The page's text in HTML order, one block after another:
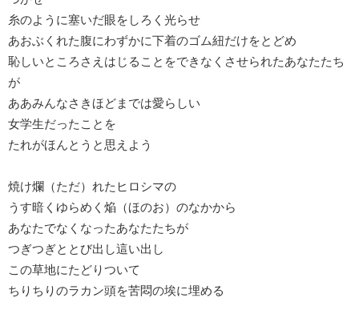
糸のように塞いだ眼をしろく光らせ
あおぶくれた腹にわずかに下着のゴム紐だけをとどめ
恥しいところさえはじることをできなくさせられたあなたたち
が
ああみんなさきほどまでは愛らしい
女学生だったことを
たれがほんとうと思えよう
焼け爛（ただ）れたヒロシマの
うす暗くゆらめく焔（ほのお）のなかから
あなたでなくなったあなたたちが
つぎつぎととび出し這い出し
この草地にたどりついて
ちりちりのラカン頭を苦悶の埃に埋める